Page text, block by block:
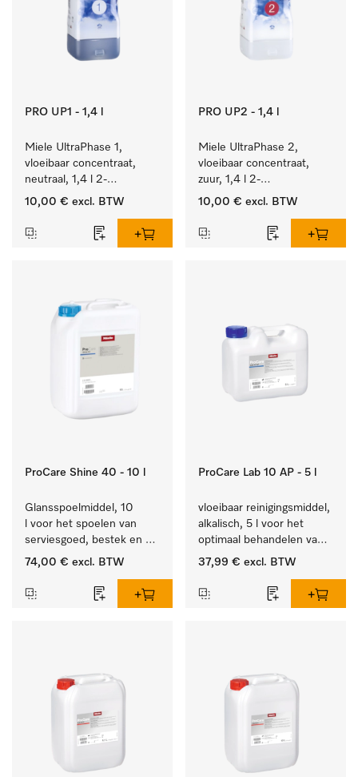
PRO UP1 - 1,4 l
Miele UltraPhase 1,
vloeibaar concentraat,
neutraal, 1,4 l 2-
componentenwasmiddel
wasgoed.
10,00 € excl. BTW
PRO UP2 - 1,4 l
Miele UltraPhase 2,
vloeibaar concentraat,
zuur, 1,4 l 2-
componentenwasmiddel
wasgoed.
10,00 € excl. BTW
ProCare Shine 40 - 10 l
Glansspoelmiddel, 10
l voor het spoelen van
serviesgoed, bestek en
ideaal voor glazen.
74,00 € excl. BTW
ProCare Lab 10 AP - 5 l
vloeibaar reinigingsmiddel,
alkalisch, 5 l voor het
optimaal behandelen van
laboratoriumhulpstukken.
37,99 € excl. BTW